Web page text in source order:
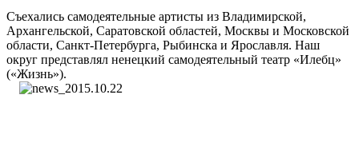
Съехались самодеятельные артисты из Владимирской,
Архангельской, Саратовской областей, Москвы и Московской
области, Санкт-Петербурга, Рыбинска и Ярославля. Наш
округ представлял ненецкий самодеятельный театр «Илебц»
(«Жизнь»).